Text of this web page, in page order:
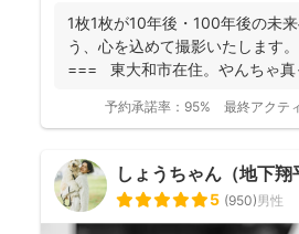
1枚1枚が10年後・100年後の未
う、心を込めて撮影いたします
=== 東大和市在住。やんちゃ真
予約承諾率： 95% 最終アクテ
しょうちゃん（地下
5 (950)男性